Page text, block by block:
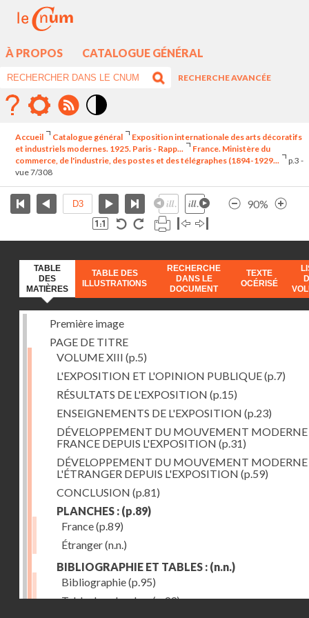
À PROPOS CATALOGUE GÉNÉRAL
RECHERCHE AVANCÉE
élévé
Accueil Catalogue général
Exposition internationale des arts décoratifs
et industriels modernes. 1925. Paris - Rapp...
France. Ministère du
commerce, de l'industrie, des postes et des télégraphes (1894-1929...
p.3 -
vue 7/308
90%
TABLE
DES
MATIÈRES
TABLE DES
ILLUSTRATIONS
RECHERCHE
DANS LE
DOCUMENT
TEXTE
OCÉRISÉ
Première image
PAGE DE TITRE
VOLUME XIII (p.5)
L'EXPOSITION ET L'OPINION PUBLIQUE(p.7)
RÉSULTATS DE L'EXPOSITION (p.15)
ENSEIGNEMENTS DE L'EXPOSITION (p.23)
DÉVELOPPEMENT DU MOUVEMENT
FRANCE DEPUIS L'EXPOSITION (p.31)
DÉVELOPPEMENT DU MOUVEMENT
L'ÉTRANGER DEPUIS L'EXPOSITION (p.59)
CONCLUSION (p.81)
PLANCHES : (p.89)
France(p.89)
Étranger(n.n.)
BIBLIOGRAPHIE ET TABLES : (n.n.)
Bibliographie(p.95)
Table des planches(p.99)